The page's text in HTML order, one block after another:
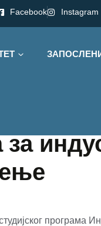
Facebook Instagram
програма